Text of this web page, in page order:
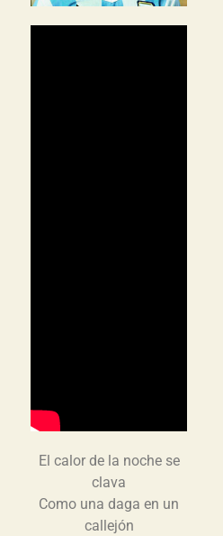
El calor de la noche se
clava
Como una daga en un
callejón